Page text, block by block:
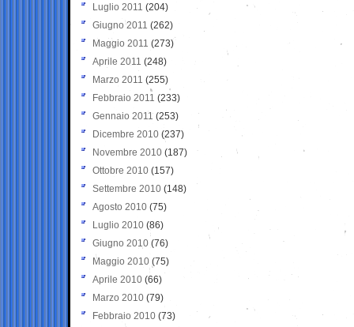
Luglio 2011 (204)
Giugno 2011 (262)
Maggio 2011 (273)
Aprile 2011 (248)
Marzo 2011 (255)
Febbraio 2011 (233)
Gennaio 2011 (253)
Dicembre 2010 (237)
Novembre 2010 (187)
Ottobre 2010 (157)
Settembre 2010 (148)
Agosto 2010 (75)
Luglio 2010 (86)
Giugno 2010 (76)
Maggio 2010 (75)
Aprile 2010 (66)
Marzo 2010 (79)
Febbraio 2010 (73)